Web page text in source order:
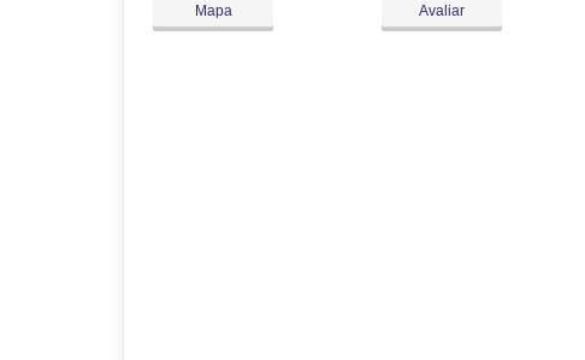
Sex:
Mapa Avaliar